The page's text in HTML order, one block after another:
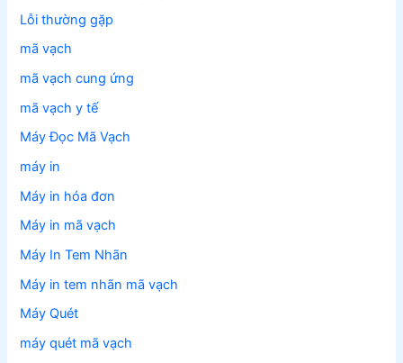
Lỗi thường gặp
mã vạch
mã vạch cung ứng
mã vạch y tế
Máy Đọc Mã Vạch
máy in
Máy in hóa đơn
Máy in mã vạch
Máy In Tem Nhãn
Máy in tem nhãn mã vạch
Máy Quét
máy quét mã vạch